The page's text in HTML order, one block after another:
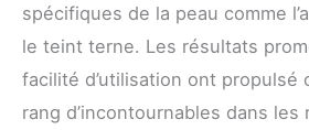
spécifiques de la peau comme
le teint terne. Les résultats
facilité d’utilisation ont propulsé
rang d’incontournables dans